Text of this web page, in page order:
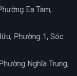
Ea Tam,
Phường 1, Sóc
Nghĩa Trung,